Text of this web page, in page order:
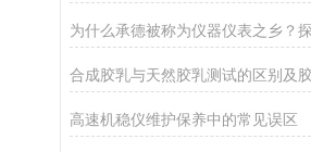
高速机稳仪维护保养中的常见误区